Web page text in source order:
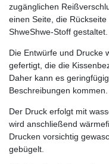
zugänglichen
einen Seite, die
ShweShwe-Stoff gestaltet.
Die Entwürfe und Drucke
gefertigt, die die
Daher kann es
Beschreibungen kommen.
Der Druck erfolgt mit
wird anschließend
Drucken vorsichtig
gebügelt.